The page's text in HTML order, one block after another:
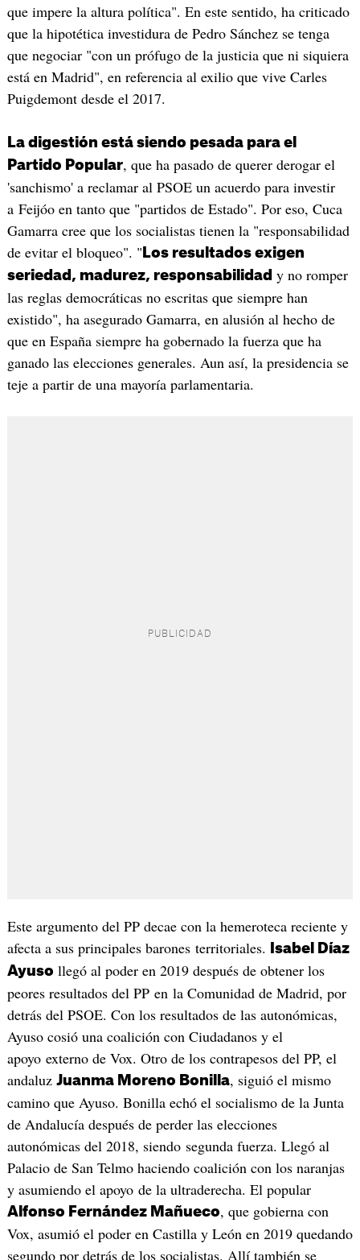
que impere la altura política". En este sentido, ha criticado
que la hipotética investidura de Pedro Sánchez se tenga
que negociar "con un prófugo de la justicia que ni siquiera
está en Madrid", en referencia al exilio que vive Carles
Puigdemont desde el 2017.
La digestión está siendo pesada para el
Partido Popular, que ha pasado de querer derogar el
'sanchismo' a reclamar al PSOE un acuerdo para investir
a Feijóo en tanto que "partidos de Estado". Por eso, Cuca
Gamarra cree que los socialistas tienen la "responsabilidad
de evitar el bloqueo". " Los resultados exigen
seriedad, madurez, responsabilidad y no romper
las reglas democráticas no escritas que siempre han
existido", ha asegurado Gamarra, en alusión al hecho de
que en España siempre ha gobernado la fuerza que ha
ganado las elecciones generales. Aun así, la presidencia se
teje a partir de una mayoría parlamentaria.
Este argumento del PP decae con la hemeroteca reciente y
afecta a sus principales barones territoriales.
Isabel Díaz
Ayuso llegó al poder en 2019 después de obtener los
peores resultados del PP en la Comunidad de Madrid, por
detrás del PSOE. Con los resultados de las autonómicas,
Ayuso cosió una coalición con Ciudadanos y el
apoyo externo de Vox. Otro de los contrapesos del PP, el
andaluz Juanma Moreno Bonilla, siguió el mismo
camino que Ayuso. Bonilla echó el socialismo de la Junta
de Andalucía después de perder las elecciones
autonómicas del 2018, siendo segunda fuerza. Llegó al
Palacio de San Telmo haciendo coalición con los naranjas
y asumiendo el apoyo de la ultraderecha. El popular
Alfonso Fernández Mañueco, que gobierna con
Vox, asumió el poder en Castilla y León en 2019 quedando
segundo por detrás de los socialistas. Allí también se